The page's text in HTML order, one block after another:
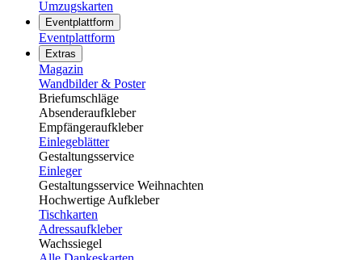
Umzugskarten
Eventplattform
Eventplattform
Extras
Magazin
Wandbilder & Poster
Briefumschläge
Absenderaufkleber
Empfängeraufkleber
Einlegeblätter
Gestaltungsservice
Einleger
Gestaltungsservice Weihnachten
Hochwertige Aufkleber
Tischkarten
Adressaufkleber
Wachssiegel